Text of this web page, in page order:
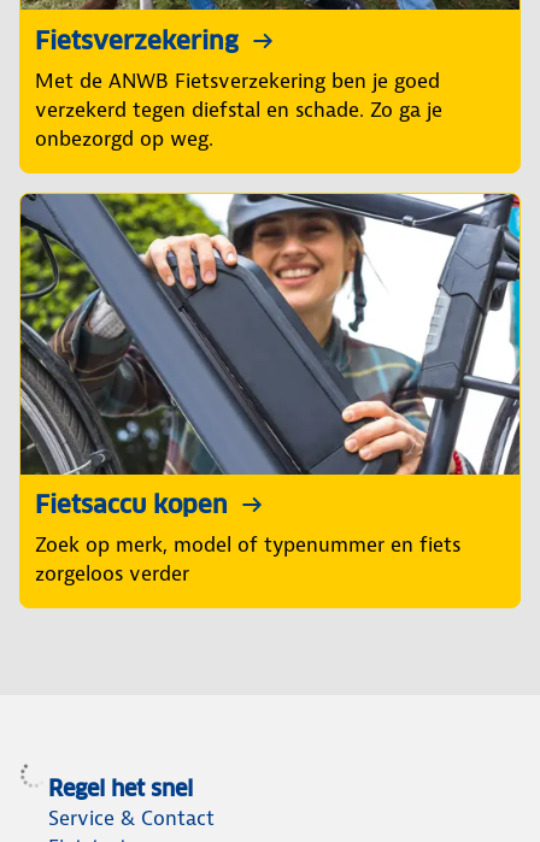
Fietsverzekering
Met de ANWB Fietsverzekering ben je goed
verzekerd tegen diefstal en schade. Zo ga je
onbezorgd op weg.
Fietsaccu kopen
Zoek op merk, model of typenummer en fiets
zorgeloos verder
Regel het snel
Service & Contact